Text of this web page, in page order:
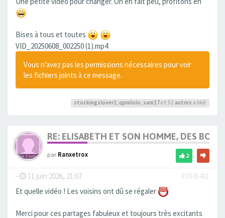
Bises à tous et toutes
VID_20250608_002250 (1).mp4
Vous n’avez pas les permissions nécessaires pour voir
les fichiers joints à ce message.
stockingslover2, qpmlolo, sam17et 51 autres a liké
RE: ELISABETH ET SON HOMME, DES
parRanxetrox 2
- 11 juin 2026, 21:07
#2945481
Et quelle vidéo ! Les voisins ont dû se régaler
Merci pour ces partages fabuleux et toujours très excitants